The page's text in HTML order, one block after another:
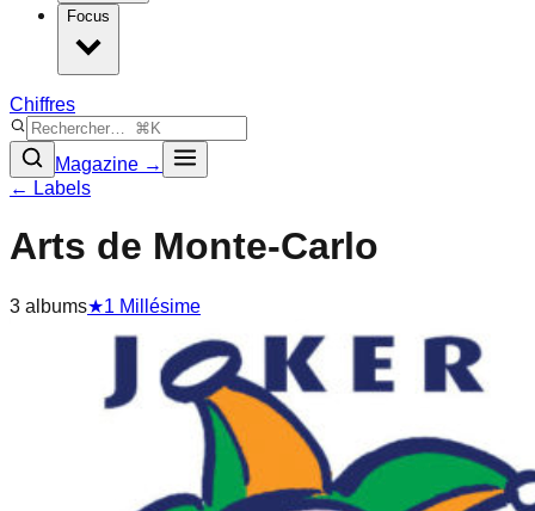
Focus
Chiffres
Magazine →
← Labels
Arts de Monte-Carlo
3 albums★1 Millésime